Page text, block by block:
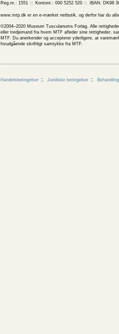
Reg.nr.: 1551
Kontonr.: 000 5252 520 IBAN: DK98
www.mtp.dk er en e-mærket netbutik, og derfor har du
©2004–2020 Museum Tusculanums Forlag. Alle
eller tredjemand fra hvem MTF afleder sine rettigheder,
MTF. Du anerkender og accepterer yderligere, at
forudgående skriftligt samtykke fra MTF.
Handelsbetingelser Juridiske betingelser